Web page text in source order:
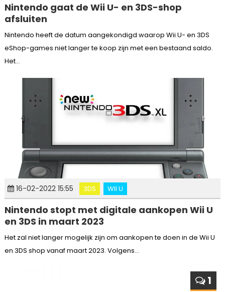
Nintendo gaat de Wii U- en 3DS-shop
afsluiten
Nintendo heeft de datum aangekondigd waarop Wii U- en 3DS
eShop-games niet langer te koop zijn met een bestaand saldo.
Het...
16-02-2022 15:55 3DS WII U
Nintendo stopt met digitale aankopen Wii U
en 3DS in maart 2023
Het zal niet langer mogelijk zijn om aankopen te doen in de Wii U
en 3DS shop vanaf maart 2023. Volgens...
1